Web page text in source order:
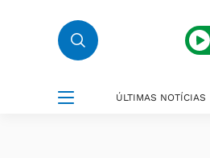
ÚLTIMAS NOTÍCIAS